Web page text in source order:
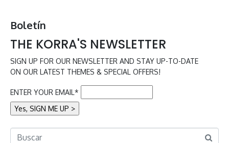
Boletín
THE KORRA'S NEWSLETTER
SIGN UP FOR OUR NEWSLETTER AND STAY UP-TO-DATE
ON OUR LATEST THEMES & SPECIAL OFFERS!
ENTER YOUR EMAIL*